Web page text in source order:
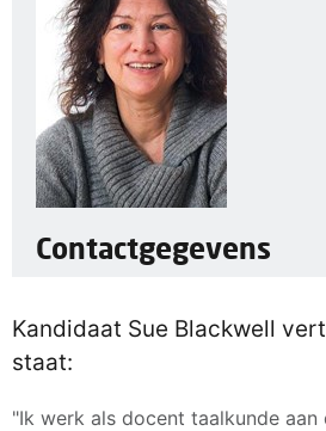
Contactgegevens
Kandidaat Sue Blackwell
staat:
"Ik werk als docent taalkunde aan